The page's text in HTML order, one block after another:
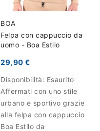
BOA
Felpa con cappuccio da
uomo - Boa Estilo
29,90 €
Disponibilità: Esaurito
Affermati con uno stile
urbano e sportivo grazie
alla felpa con cappuccio
Boa Estilo da